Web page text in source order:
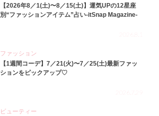
【2026年8／1(土)〜8／15(土)】運気UPの12星座
別“ファッションアイテム”占い-itSnap Magazine-
ファッション
【1週間コーデ】7／21(火)〜7／25(土)最新ファッ
ションをピックアップ♡
ビューティー